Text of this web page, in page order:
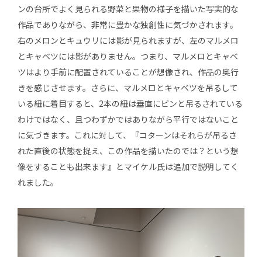
ンの台所でよく見られる野菜と果物の様子を描いた写実的な
作品でありながら、非常に豊かな独創性に気づかされます。
右のメロンとキュウリには影が見られますが、左のマルメロ
とキャベツには影がありません。つまり、マルメロとキャベ
ツはより手前に配置されていることが想像され、作品の奥行
きを感じさせます。さらに、マルメロとキャベツを吊るして
いる紐に着目すると、2本の紐は垂直にピンと吊るされている
わけではなく、且つわずかではありながら平行ではないこと
に気づきます。これに対して、『コターンはそれらが吊るさ
れた直後の状態を捉え、この作品を描いたのでは？という想
像をすることも出来ます』とマイケル氏は追加で説明してく
れました。